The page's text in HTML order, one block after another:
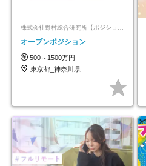
オープンポジション
500～1500万円
東京都_神奈川県